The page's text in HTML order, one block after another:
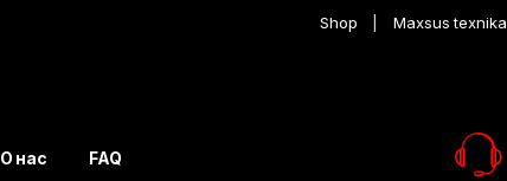
Shop Maxsus texnika
О нас FAQ